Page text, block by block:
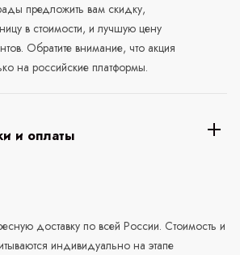
предложить вам скидку,
в стоимости, и лучшую цену
Обратите внимание, что акция
на российские платформы.
и оплаты
доставку по всей России. Стоимость и
индивидуально на этапе